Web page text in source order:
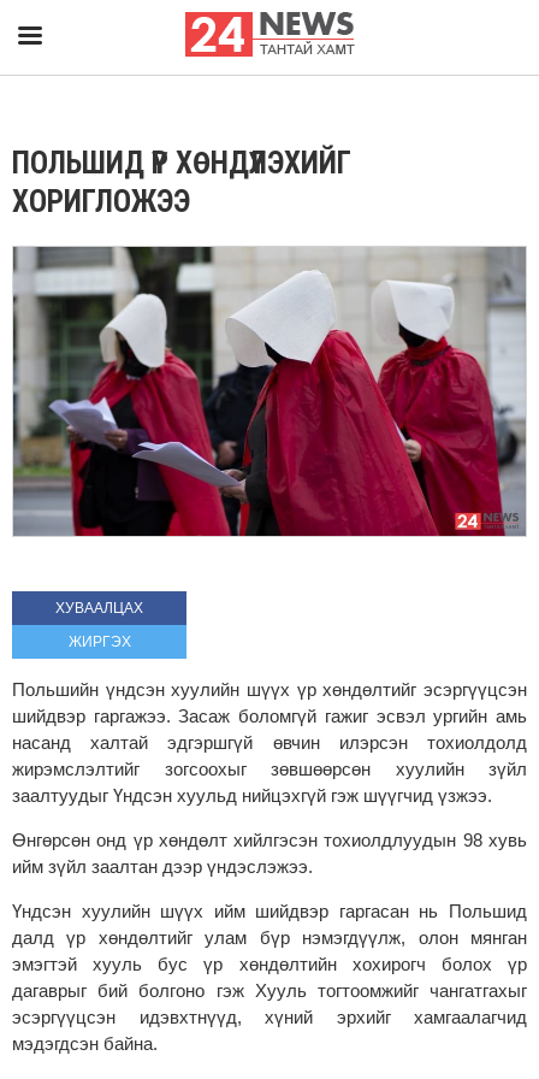
ПОЛЬШИД ҮР ХӨНДҮҮЛЭХИЙГ
ХОРИГЛОЖЭЭ
ХУВААЛЦАХ
ЖИРГЭХ
Польшийн үндсэн хуулийн шүүх үр хөндөлтийг эсэргүүцсэн
шийдвэр гаргажээ. Засаж боломгүй гажиг эсвэл ургийн амь
насанд халтай эдгэршгүй өвчин илэрсэн тохиолдолд
жирэмслэлтийг зогсоохыг зөвшөөрсөн хуулийн зүйл
заалтуудыг Үндсэн хуульд нийцэхгүй гэж шүүгчид үзжээ.
Өнгөрсөн онд үр хөндөлт хийлгэсэн тохиолдлуудын 98 хувь
ийм зүйл заалтан дээр үндэслэжээ.
Үндсэн хуулийн шүүх ийм шийдвэр гаргасан нь Польшид
далд үр хөндөлтийг улам бүр нэмэгдүүлж, олон мянган
эмэгтэй хууль бус үр хөндөлтийн хохирогч болох үр
дагаврыг бий болгоно гэж Хууль тогтоомжийг чангатгахыг
эсэргүүцсэн идэвхтнүүд, хүний эрхийг хамгаалагчид
мэдэгдсэн байна.